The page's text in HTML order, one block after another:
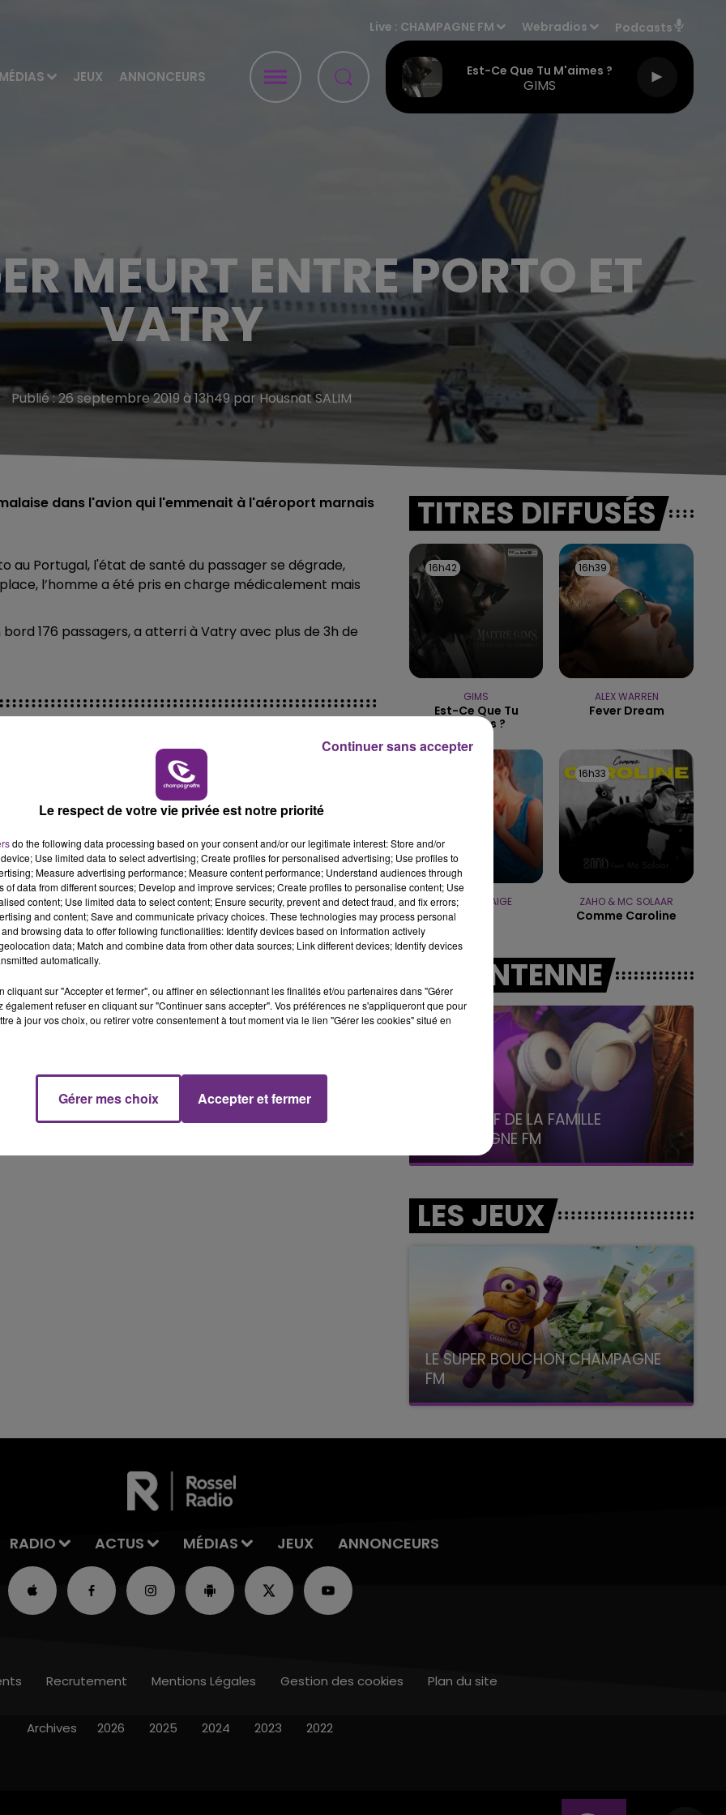
MÉDIAS JEUX ANNONCEURS
Live : CHAMPAGNE FM Webradios Podcasts
Est-Ce Que Tu M'aimes ?
GIMS
19h00 - 19h15
LA POP MACHINE - CHAMPAGNE FM
19h15 - 20h00
LA RADIO POP
MEURT ENTRE PORTO ET
VATRY
Publié : 26 septembre 2019 à 13h49 par Housnat SALIM
dans l'avion qui l'emmenait à l'aéroport marnais
au Portugal, l'état de santé du passager se dégrade,
l’homme a été pris en charge médicalement mais
176 passagers, a atterri à Vatry avec plus de 3h de
LE MAGASIN JOUÉCLUB DE REIMS FERME
SES PORTES
C'était l'une des institutions du centre-ville
rémois. Le magasin JouéClub est contraint de
fermer ses portes.
TITRES DIFFUSÉS
16h42
16h42
GIMS
Est-Ce Que Tu
M'aimes ?
16h39
16h39
ALEX WARREN
Fever Dream
JENNIFER PAIGE
16h33
16h33
ZAHO & MC SOLAAR
Comme Caroline
A L'ANTENNE
FM
19h15 - 20h00
LE BEST OF DE LA FAMILLE
CHAMPAGNE FM
LES JEUX
LE SUPER BOUCHON CHAMPAGNE
FM
avec La Famille Champagne FM, à 8H10
RADIO ACTUS MÉDIAS JEUX ANNONCEURS
Recrutement Mentions Légales Gestion des cookies Plan du site
Archives 2026 2025 2024 2023 2022
Le respect de votre vie privée est notre priorité
do the following data processing based on your consent and/or our legitimate interest: Store and/or
Use limited data to select advertising; Create profiles for personalised advertising; Use profiles to
Measure advertising performance; Measure content performance; Understand audiences through
of data from different sources; Develop and improve services; Create profiles to personalise content; Use
content; Use limited data to select content; Ensure security, prevent and detect fraud, and fix errors;
and content; Save and communicate privacy choices. These technologies may process personal
browsing data to offer following functionalities: Identify devices based on information actively
data; Match and combine data from other data sources; Link different devices; Identify devices
automatically.
cliquant sur "Accepter et fermer", ou affiner en sélectionnant les finalités et/ou partenaires dans "Gérer
également refuser en cliquant sur "Continuer sans accepter". Vos préférences ne s'appliqueront que pour
à jour vos choix, ou retirer votre consentement à tout moment via le lien "Gérer les cookies" situé en
Gérer mes choix Accepter et fermer
Continuer sans accepter